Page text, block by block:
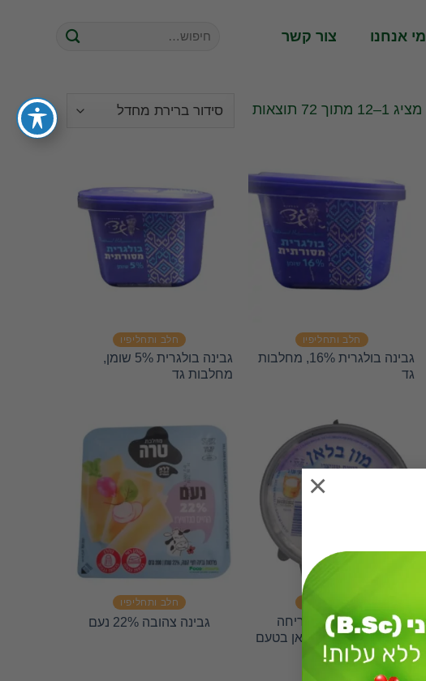
×
מי אנחנו צור קשר
מציג 1–12 מתוך 72 תוצאות
חלב ותחליפיו
גבינה בולגרית 16%, מחלבות
גד
חלב ותחליפיו
גבינה בולגרית 5% שומן,
מחלבות גד
גבינה מותכת 6% למריחה
מופחתת שומן מון בלאן בטעם
שוויצרי
חלב ותחליפיו
גבינה צהובה 22% נעם